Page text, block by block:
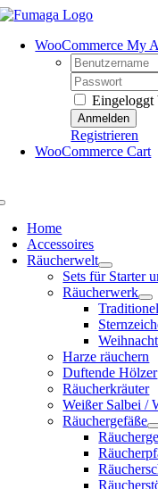
Skip
contentWooCommerce My
Username:
Password:
Eingeloggt
Registrieren
WooCommerce Cart
Home
Accessoires
Räucherwelt
Sets für Starter
Räucherwerk
Harze räuchern
Duftende Hölzer
Räucherkräuter
Weißer Salbei /
Räuchergefäße